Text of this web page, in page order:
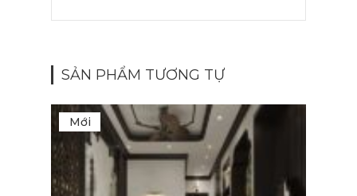
SẢN PHẨM TƯƠNG TỰ
Mới